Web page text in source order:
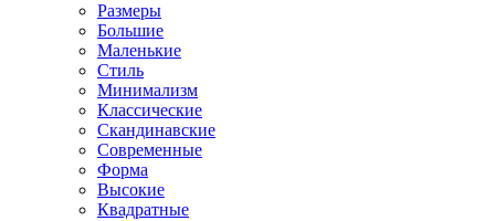
Размеры
Большие
Маленькие
Стиль
Минимализм
Классические
Скандинавские
Современные
Форма
Высокие
Квадратные